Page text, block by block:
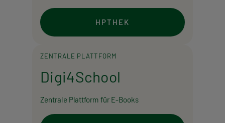
HPTHEK
ZENTRALE PLATTFORM
Digi4School
Zentrale Plattform für E-Books